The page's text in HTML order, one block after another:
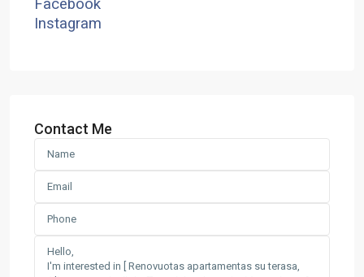
Facebook
Instagram
Contact Me